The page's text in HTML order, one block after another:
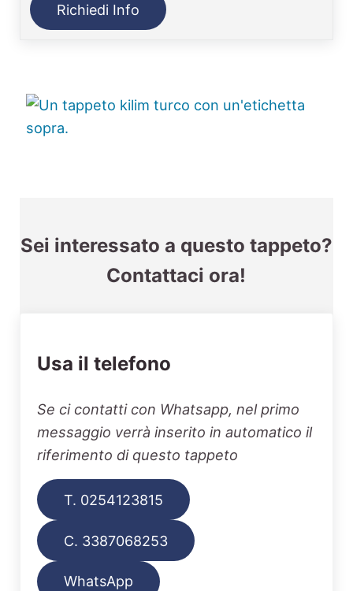
Richiedi Info
Sei interessato a questo tappeto?
Contattaci ora!
Usa il telefono
Se ci contatti con Whatsapp, nel primo
messaggio verrà inserito in automatico il
riferimento di questo tappeto
T. 0254123815
C. 3387068253
WhatsApp